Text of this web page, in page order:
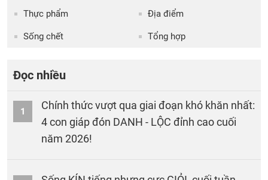
Thực phẩm Địa điểm
Sống chết Tổng hợp
Đọc nhiều
1
Chính thức vượt qua giai đoạn khó khăn nhất:
4 con giáp đón DANH - LỘC đỉnh cao cuối
năm 2026!